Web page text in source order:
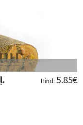
Hind: 5.85€
l.